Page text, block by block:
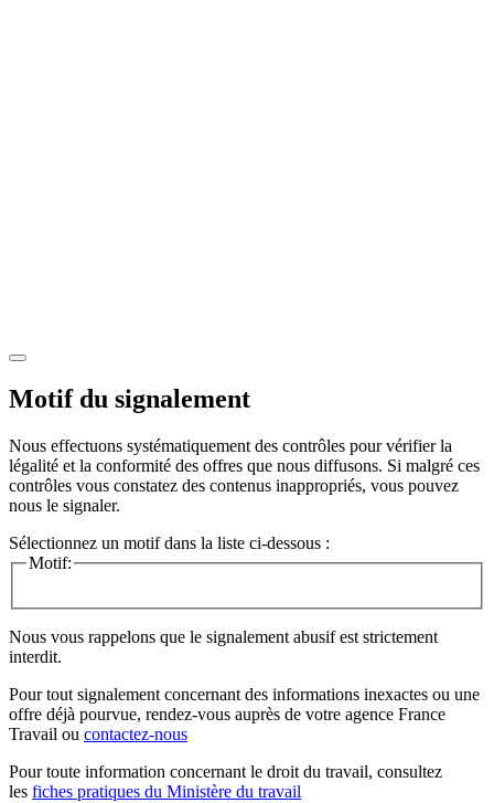
Motif du signalement
Nous effectuons systématiquement des contrôles pour vérifier la
légalité et la conformité des offres que nous diffusons. Si malgré ces
contrôles vous constatez des contenus inappropriés, vous pouvez
nous le signaler.
Sélectionnez un motif dans la liste ci-dessous :
Motif:
Nous vous rappelons que le signalement abusif est strictement
interdit.
Pour tout signalement concernant des informations inexactes ou une
offre déjà pourvue, rendez-vous auprès de votre agence France
Travail ou contactez-nous
Pour toute information concernant le droit du travail, consultez
les fiches pratiques du Ministère du travail